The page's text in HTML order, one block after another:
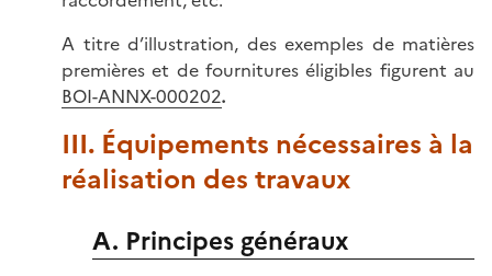
A titre d’illustration, des exemples de matières
premières et de fournitures éligibles figurent au
BOI-ANNX-000202.
III. Équipements nécessaires à la
réalisation des travaux
A. Principes généraux